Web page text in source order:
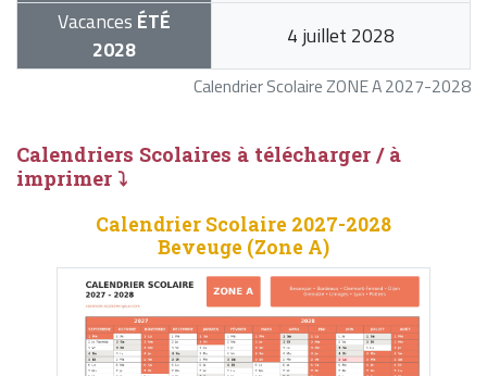
Calendrier Scolaire ZONE A 2027-2028
Vacances ÉTÉ
2028
4 juillet 2028
Calendriers Scolaires à télécharger / à
imprimer ⤵
Calendrier Scolaire 2027-2028
Beveuge (Zone A)